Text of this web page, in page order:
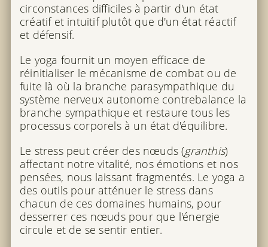
circonstances difficiles à partir d'un état
créatif et intuitif plutôt que d'un état réactif
et défensif.
Le yoga fournit un moyen efficace de
réinitialiser le mécanisme de combat ou de
fuite là où la branche parasympathique du
système nerveux autonome contrebalance la
branche sympathique et restaure tous les
processus corporels à un état d'équilibre.
Le stress peut créer des nœuds (granthis)
affectant notre vitalité, nos émotions et nos
pensées, nous laissant fragmentés. Le yoga a
des outils pour atténuer le stress dans
chacun de ces domaines humains, pour
desserrer ces nœuds pour que l'énergie
circule et de se sentir entier.